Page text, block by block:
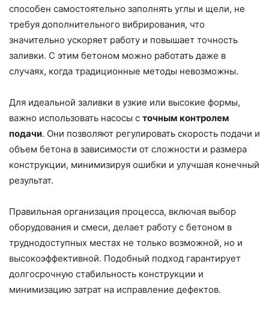
способен самостоятельно заполнять углы и щели, не
требуя дополнительного вибрирования, что
значительно ускоряет работу и повышает точность
заливки. С этим бетоном можно работать даже в
случаях, когда традиционные методы невозможны.
Для идеальной заливки в узкие или высокие формы,
важно использовать насосы с точным контролем
подачи. Они позволяют регулировать скорость подачи и
объем бетона в зависимости от сложности и размера
конструкции, минимизируя ошибки и улучшая конечный
результат.
Правильная организация процесса, включая выбор
оборудования и смеси, делает работу с бетоном в
труднодоступных местах не только возможной, но и
высокоэффективной. Подобный подход гарантирует
долгосрочную стабильность конструкции и
минимизацию затрат на исправление дефектов.